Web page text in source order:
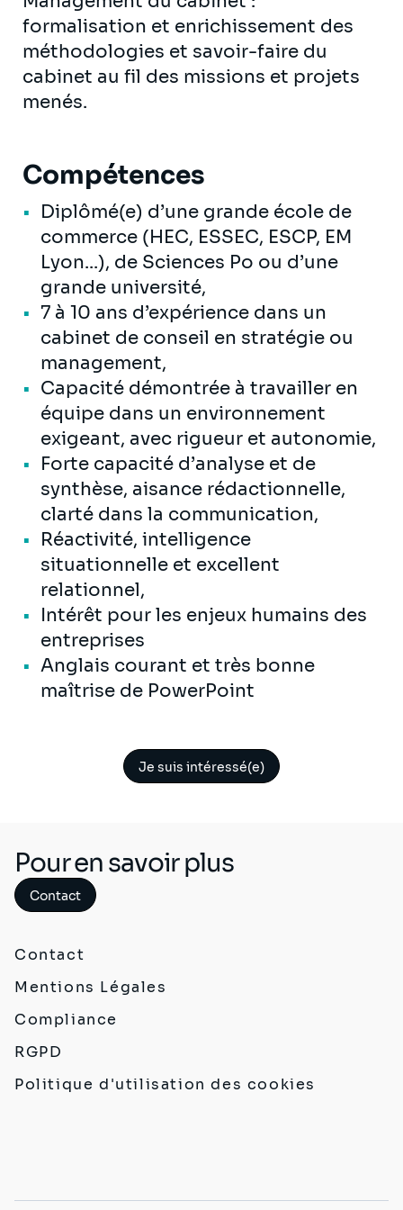
formalisation et enrichissement des
méthodologies et savoir-faire du
cabinet au fil des missions et projets
menés.
Compétences
Diplômé(e) d’une grande école de
commerce (HEC, ESSEC, ESCP, EM
Lyon...), de Sciences Po ou d’une
grande université,
7 à 10 ans d’expérience dans un
cabinet de conseil en stratégie ou
management,
Capacité démontrée à travailler en
équipe dans un environnement
exigeant, avec rigueur et autonomie,
Forte capacité d’analyse et de
synthèse, aisance rédactionnelle,
clarté dans la communication,
Réactivité, intelligence
situationnelle et excellent
relationnel,
Intérêt pour les enjeux humains des
entreprises
Anglais courant et très bonne
maîtrise de PowerPoint
Je suis intéressé(e)
Pour en savoir plus
Contact
Contact
Mentions Légales
Compliance
RGPD
Politique d'utilisation des cookies